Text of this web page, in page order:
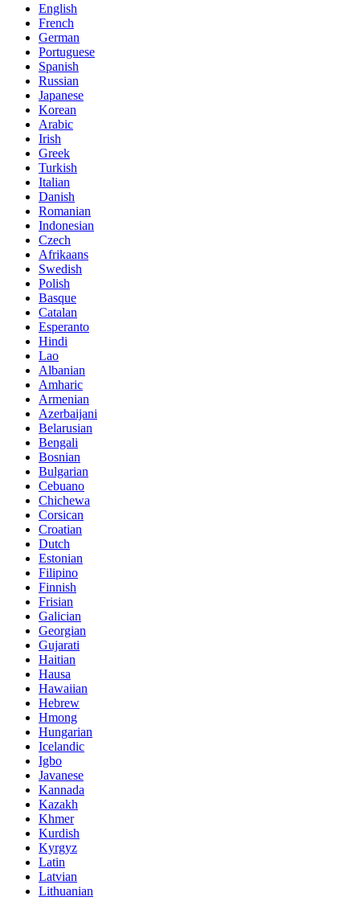
English
French
German
Portuguese
Spanish
Russian
Japanese
Korean
Arabic
Irish
Greek
Turkish
Italian
Danish
Romanian
Indonesian
Czech
Afrikaans
Swedish
Polish
Basque
Catalan
Esperanto
Hindi
Lao
Albanian
Amharic
Armenian
Azerbaijani
Belarusian
Bengali
Bosnian
Bulgarian
Cebuano
Chichewa
Corsican
Croatian
Dutch
Estonian
Filipino
Finnish
Frisian
Galician
Georgian
Gujarati
Haitian
Hausa
Hawaiian
Hebrew
Hmong
Hungarian
Icelandic
Igbo
Javanese
Kannada
Kazakh
Khmer
Kurdish
Kyrgyz
Latin
Latvian
Lithuanian